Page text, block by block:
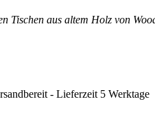
Tischen aus altem Holz von
- Lieferzeit 5 Werktage